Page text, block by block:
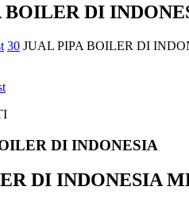
BOILER DI
30 JUAL PIPA BOILER DI
DI INDONESIA
DI INDONESIA